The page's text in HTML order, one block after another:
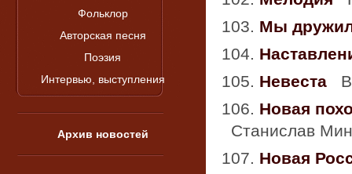
Фольклор
Авторская песня
Поэзия
Интервью, выступления
Архив новостей
103.
Мы
104.
105.
Невеста
106.
Новая
Станислав
107.
Новая